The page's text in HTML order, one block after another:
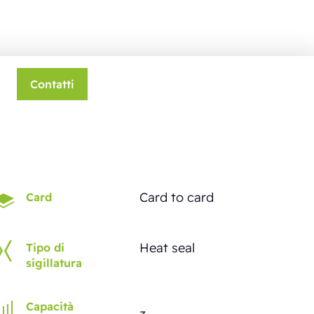
Contatti
Card Card to card
Tipo di
sigillatura
Heat seal
Capacità